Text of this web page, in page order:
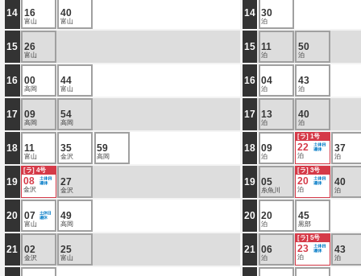
14 16
富山
40
富山
15 26
富山
16 00
高岡
44
富山
17 09
高岡
54
高岡
18 11
富山
35
金沢
59
高岡
19
[ラ] 4号
08
金沢
27
金沢
20 07
富山
49
高岡
21 02
金沢
25
富山
14 30
泊
15 11
泊
50
泊
16 04
泊
43
泊
17 13
泊
40
泊
18 09
泊
[ラ] 1号
22
泊
37
泊
19 05
糸魚川
[ラ] 3号
20
泊
40
泊
20 20
泊
45
黒部
21 06
泊
[ラ] 5号
23
泊
43
泊